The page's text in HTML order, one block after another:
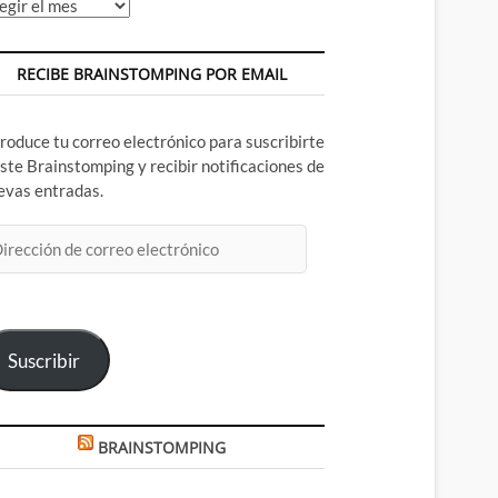
RECIBE BRAINSTOMPING POR EMAIL
tu correo electrónico para suscribirte
Brainstomping y recibir notificaciones de
entradas.
Suscribir
BRAINSTOMPING